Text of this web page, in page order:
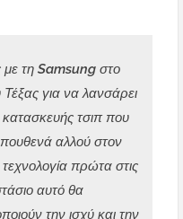
με τη Samsung στο
για να λανσάρει
κατασκευής τσιπ που
πουθενά αλλού στον
πρώτα στις
αυτό θα
την ισχύ και την